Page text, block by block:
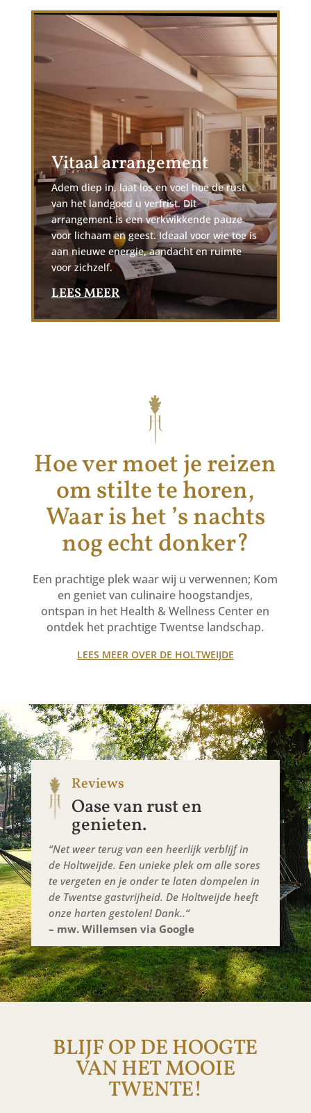
Vitaal arrangement
Adem diep in, laat los en voel hoe de rust
van het landgoed u verfrist. Dit
arrangement is een verkwikkende pauze
voor lichaam en geest. Ideaal voor wie toe is
aan nieuwe energie, aandacht en ruimte
voor zichzelf.
LEES MEER
Hoe ver moet je reizen
om stilte te horen,
Waar is het ’s nachts
nog echt donker?
Een prachtige plek waar wij u verwennen; Kom
en geniet van culinaire hoogstandjes,
ontspan in het Health & Wellness Center en
ontdek het prachtige Twentse landschap.
LEES MEER OVER DE HOLTWEIJDE
Reviews
Oase van rust en
genieten.
“Net weer terug van een heerlijk verblijf in
de Holtweijde. Een unieke plek om alle sores
te vergeten en je onder te laten dompelen in
de Twentse gastvrijheid. De Holtweijde heeft
onze harten gestolen! Dank..“
– mw. Willemsen via Google
BLIJF OP DE HOOGTE
VAN HET MOOIE
TWENTE!